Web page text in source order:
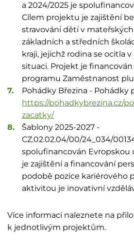
a 2024/2025 je
Cílem projektu je zajištění
stravování dětí v
základních a středních
kraji, jejichž rodina se ocitla
situaci. Projekt je
programu Zaměstnanost
Pohádky Březina - Pohádky
https://pohadkybrezina.cz/
zacatky/
Šablony 2025-2027 -
CZ.02.02.04/00/24_034/
spolufinancován Evropskou
je zajištění a financování
podobě pozice kariérového
aktivitou je inovativní
Více informací naleznete na
k jednotlivým projektům.